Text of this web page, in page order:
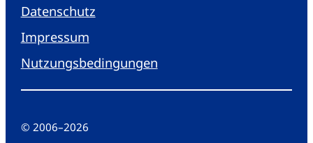
Datenschutz
Impressum
Nutzungsbedingungen
© 2006–2026